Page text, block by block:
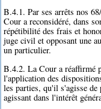
B.4.1. Par ses arrêts nos
Cour a reconsidéré, dans
répétibilité des frais et
juge civil et opposant une
un particulier.
B.4.2. La Cour a réaffirmé
l'application des
les parties, qu'il s'agisse de
agissant dans l'intérêt